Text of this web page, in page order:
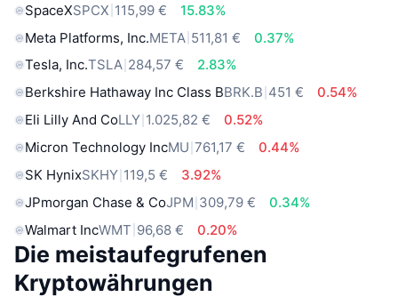
SpaceXSPCX 115,99 €
15.83%
Meta Platforms, Inc.META 511,81 €
0.37%
Tesla, Inc.TSLA 284,57 €
2.83%
Berkshire Hathaway Inc Class BBRK.B 451 €
0.54%
Eli Lilly And CoLLY 1.025,82 €
0.52%
Micron Technology IncMU 761,17 €
0.44%
SK HynixSKHY 119,5 €
3.92%
JPmorgan Chase & CoJPM 309,79 €
0.34%
Walmart IncWMT 96,68 € 0.20%
Die meistaufegrufenen
Kryptowährungen